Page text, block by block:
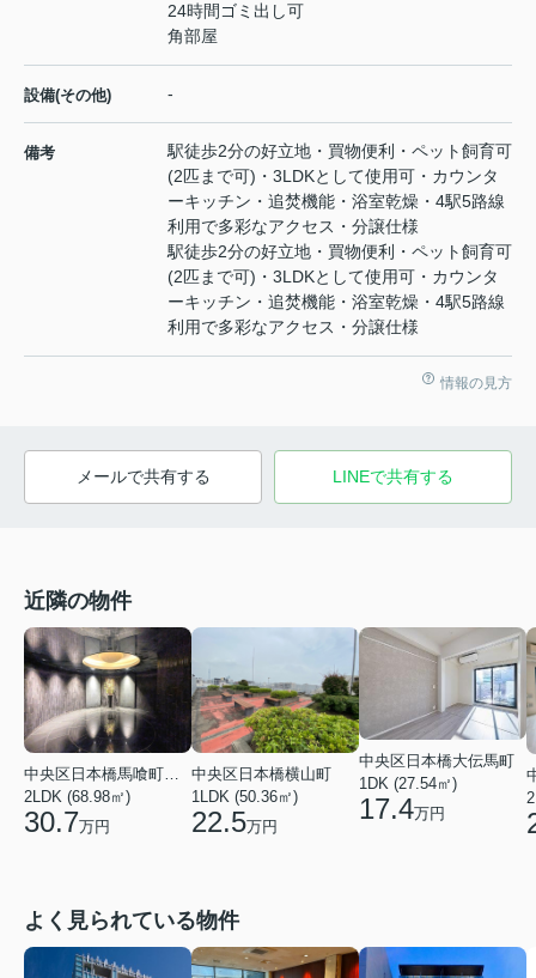
24時間ゴミ出し可
角部屋
設備(その他) -
備考
駅徒歩2分の好立地・買物便利・ペット飼育可
(2匹まで可)・3LDKとして使用可・カウンタ
ーキッチン・追焚機能・浴室乾燥・4駅5路線
利用で多彩なアクセス・分譲仕様
駅徒歩2分の好立地・買物便利・ペット飼育可
(2匹まで可)・3LDKとして使用可・カウンタ
ーキッチン・追焚機能・浴室乾燥・4駅5路線
利用で多彩なアクセス・分譲仕様
情報の見方
メールで共有する LINEで共有する
近隣の物件
中央区日本橋馬喰町２丁目
2LDK (68.98㎡)
30.7万円
中央区日本橋横山町
1LDK (50.36㎡)
22.5万円
中央区日本橋大伝馬町
1DK (27.54㎡)
17.4万円
よく見られている物件